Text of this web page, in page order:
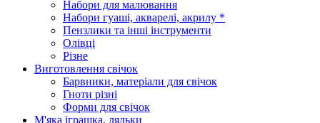
Набори для малювання
Набори гуаші, акварелі, акрилу *
Пензлики та інші інструменти
Олівці
Різне
Виготовлення свічок
Барвники, матеріали для свічок
Гноти різні
Форми для свічок
М'яка іграшка, ляльки